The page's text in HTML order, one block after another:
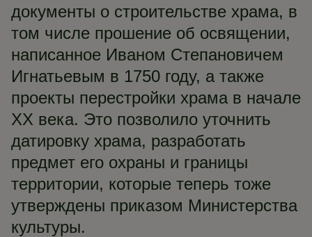
документы о строительстве храма, в
том числе прошение об освящении,
написанное Иваном Степановичем
Игнатьевым в 1750 году, а также
проекты перестройки храма в начале
XX века. Это позволило уточнить
датировку храма, разработать
предмет его охраны и границы
территории, которые теперь тоже
утверждены приказом Министерства
культуры.